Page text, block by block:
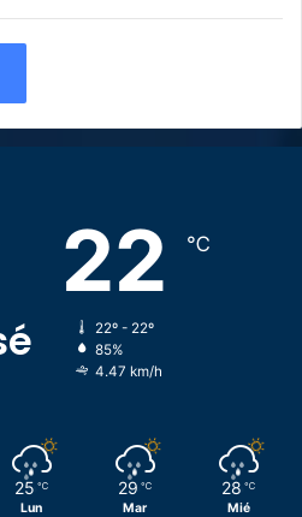
22 ℃
22º - 22º
85%
4.47 km/h
25 ℃
Lun
29 ℃
Mar
28 ℃
Mié